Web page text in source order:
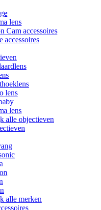
lens
Cam accessoires
accessoires
lens
lens
alle objectieven
alle merken